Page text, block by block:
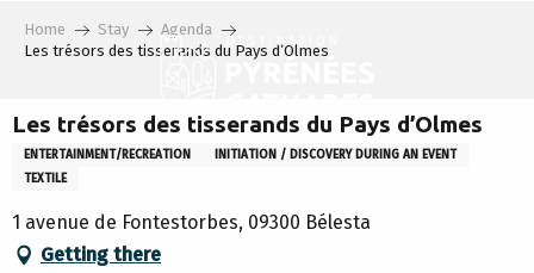
Home Stay
Agenda
Les trésors des tisserands du Pays d’Olmes
Les trésors des tisserands du Pays d’Olmes
ENTERTAINMENT/RECREATION
INITIATION / DISCOVERY DURING AN EVENT
TEXTILE
1 avenue de Fontestorbes, 09300 Bélesta
Getting there